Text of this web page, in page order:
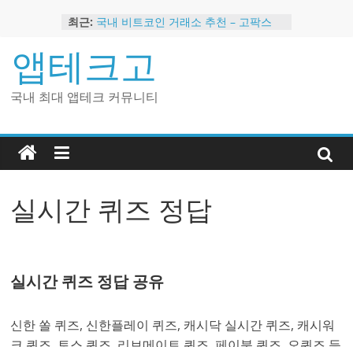
content
최근: 국내 비트코인 거래소 추천 – 고팍스
트
2024 강력히 추천하는 은행 멤버십 현
금 앱테크
해외 코인 거래소 추천 순위 BEST 2
앱테크고
국내 최대 앱테크 커뮤니티
실시간 퀴즈 정답
실시간 퀴즈 정답 공유
신한 쏠 퀴즈, 신한플레이 퀴즈, 캐시닥 실시간 퀴즈, 캐시워